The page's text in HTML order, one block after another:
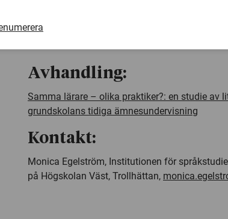
En möjlig utvecklingsväg för båda ämnena
elever ökade möjligheter till kritiskt
Avhandling:
Samma lärare – olika praktiker?: en studie av
grundskolans tidiga ämnesundervisning
Kontakt:
Monica Egelström, Institutionen för
på Högskolan Väst, Trollhättan,